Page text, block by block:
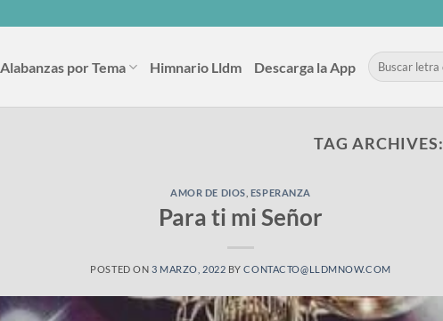
Alabanzas por Tema Himnario Lldm Descarga la App
TAG ARCHIVES:
AMOR DE DIOS ESPERANZA
Para ti mi Señor
POSTED ON 3 MARZO, 2022 BYCONTACTO@LLDMNOW.COM